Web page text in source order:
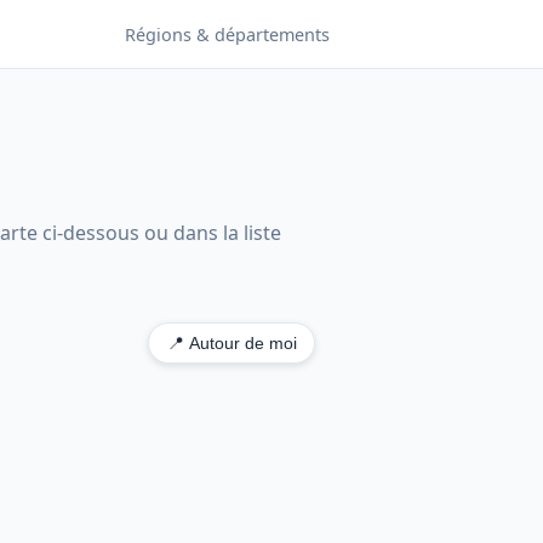
Régions & départements
ci-dessous ou dans la liste
📍 Autour de moi